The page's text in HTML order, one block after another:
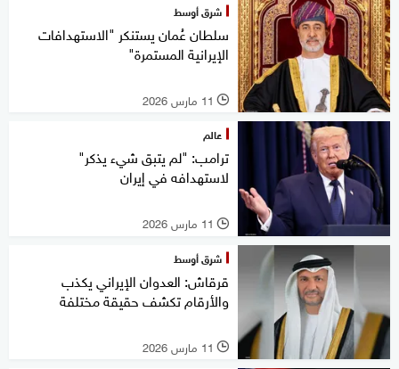
شرق أوسط
سلطان عُمان يستنكر "الاستهدافات
الإيرانية المستمرة"
l 11 مارس 2026
عالم
ترامب: "لم يتبق شيء يذكر"
لاستهدافه في إيران
l 11 مارس 2026
شرق أوسط
قرقاش: العدوان الإيراني يكذب
والأرقام تكشف حقيقة مختلفة
l 11 مارس 2026